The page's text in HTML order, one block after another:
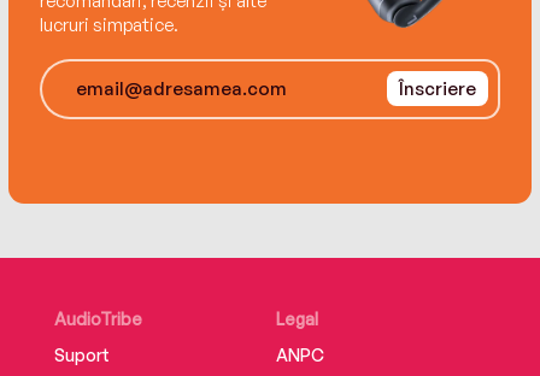
el grado de salud de las iniciativas de cambio
aprenderás mejores prácticas para capacitar y
mantener la producción del cambio deseado.
lucruri simpatice.
Înscriere
AudioTribe
Suport
Legal
ANPC